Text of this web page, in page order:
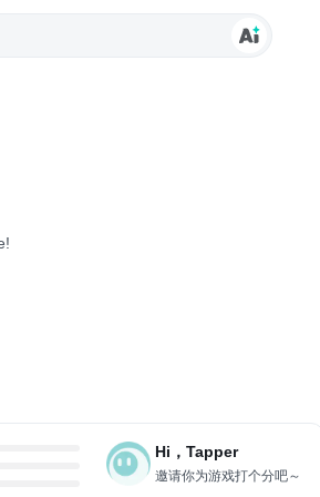
Dragons spinoff a...
Hi，Tapper
邀请你为游戏打个分吧～